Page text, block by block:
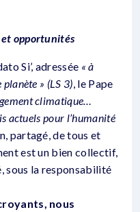
opportunités
Si’, adressée « à
» (LS 3), le Pape
climatique…
actuels pour l’humanité
partagé, de tous et
est un bien collectif,
sous la responsabilité
nous